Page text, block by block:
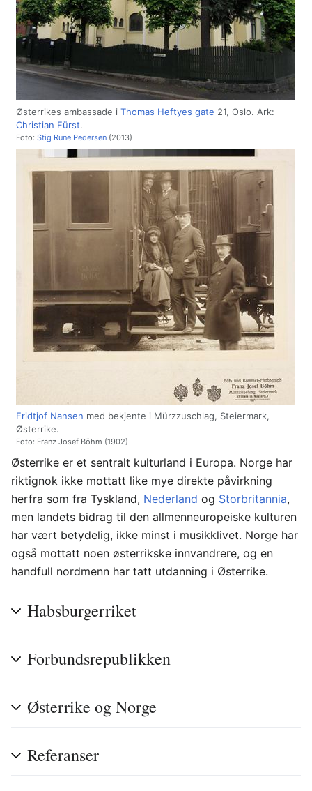
Østerrikes ambassade i Thomas Heftyes gate 21, Oslo. Ark:
Christian Fürst.
Foto: Stig Rune Pedersen (2013)
Fridtjof Nansen med bekjente i Mürzzuschlag, Steiermark,
Østerrike.
Foto: Franz Josef Böhm (1902)
Østerrike er et sentralt kulturland i Europa. Norge har
riktignok ikke mottatt like mye direkte påvirkning
herfra som fra Tyskland, Nederland og Storbritannia,
men landets bidrag til den allmenneuropeiske kulturen
har vært betydelig, ikke minst i musikklivet. Norge har
også mottatt noen østerrikske innvandrere, og en
handfull nordmenn har tatt utdanning i Østerrike.
Habsburgerriket
Forbundsrepublikken
Østerrike og Norge
Referanser